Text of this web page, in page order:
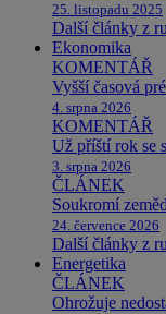
25. listopadu 2025
Další články z
Ekonomika
KOMENTÁŘ
Vyšší časová
4. srpna 2026
KOMENTÁŘ
Už příští rok se
3. srpna 2026
ČLÁNEK
Soukromí
24. července 2026
Další články z
Energetika
ČLÁNEK
Ohrožuje